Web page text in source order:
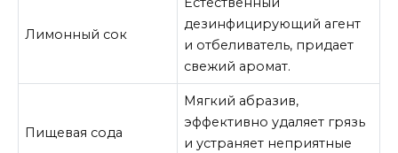
Лимонный сок
дезинфицирующий агент
и отбеливатель, придает
свежий аромат.
Пищевая сода
Мягкий абразив,
эффективно удаляет грязь
и устраняет неприятные